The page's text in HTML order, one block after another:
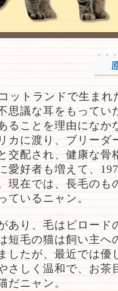
ットランドで生ま
思議な耳をもってい
ることを理由になか
カに渡り、ブリーダ
交配され、健康な骨
愛好者も増えて、
現在では、長毛のも
ているニャン。
あり、毛はビロード
短毛の猫は飼い主へ
したが、最近では優
さしく温和で、お茶
だニャン。